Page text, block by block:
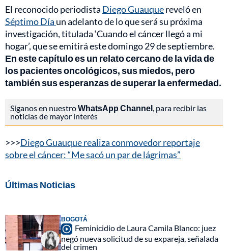
El reconocido periodista Diego Guauquereveló en
Séptimo Día un adelanto de lo que será su próxima
investigación, titulada ‘Cuando el cáncer llegó a mi
hogar’, que se emitirá este domingo 29 de septiembre.
En este capítulo es un relato cercano de la vida de
los pacientes oncológicos, sus miedos, pero
también sus esperanzas de superar la enfermedad.
Síganos en nuestroWhatsApp Channel , para recibir las
noticias de mayor interés
>>>Diego Guauque realiza conmovedor reportaje
sobre el cáncer: “Me sacó un par de lágrimas”
Últimas Noticias
BOGOTÁ
Feminicidio de Laura Camila Blanco: juez
negó nueva solicitud de su expareja, señalada
del crimen